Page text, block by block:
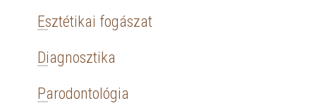
Esztétikai fogászat
Diagnosztika
Parodontológia